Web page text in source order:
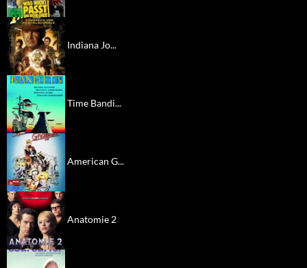
Indiana Jo...
Time Bandi...
American G...
Anatomie 2